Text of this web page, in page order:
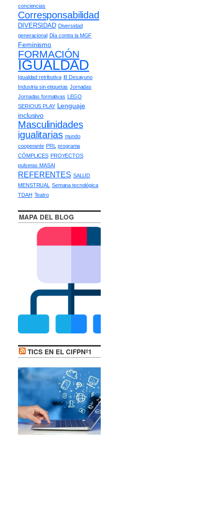
conciencias
Corresponsabilidad
DIVERSIDAD Diversidad
generacional Día contra la MGF
Feminismo
FORMACIÓN
IGUALDAD
Igualdad retributiva III Desayuno
Industria sin etiquetas Jornadas
Jornadas formativas LEGO
SERIOUS PLAY Lenguaje
inclusivo
Masculinidades
igualitarias mundo
cooperante PRL
programa
CÓMPLICES PROYECTOS
pulseras MASAI
REFERENTES SALUD
MENSTRUAL
Semana tecnológica
TDAH Teatro
MAPA DEL BLOG
TICS EN EL CIFPNº1